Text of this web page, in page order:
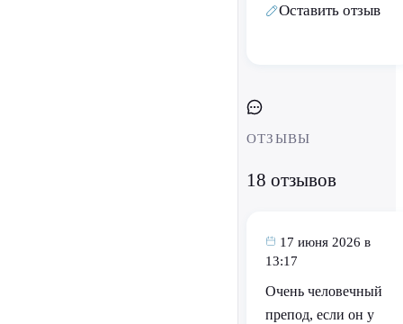
Оставить отзыв
ОТЗЫВЫ
18 отзывов
17 июня 2026 в
13:17
Очень человечный
препод, если он у